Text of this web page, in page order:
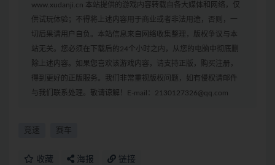
www.xudanji.cn 本站提供的游戏内容转载自各大媒体和网络，仅
供试玩体验；不得将上述内容用于商业或者非法用途，否则，一
切后果请用户自负。本站信息来自网络收集整理，版权争议与本
站无关。您必须在下载后的24个小时之内，从您的电脑中彻底删
除上述内容。如果您喜欢该游戏内容，请支持正版，购买注册，
得到更好的正版服务。我们非常重视版权问题，如有侵权请邮件
与我们联系处理。敬请谅解！E-mail：2130127326@qq.com
竞速 赛车
收藏 海报 链接